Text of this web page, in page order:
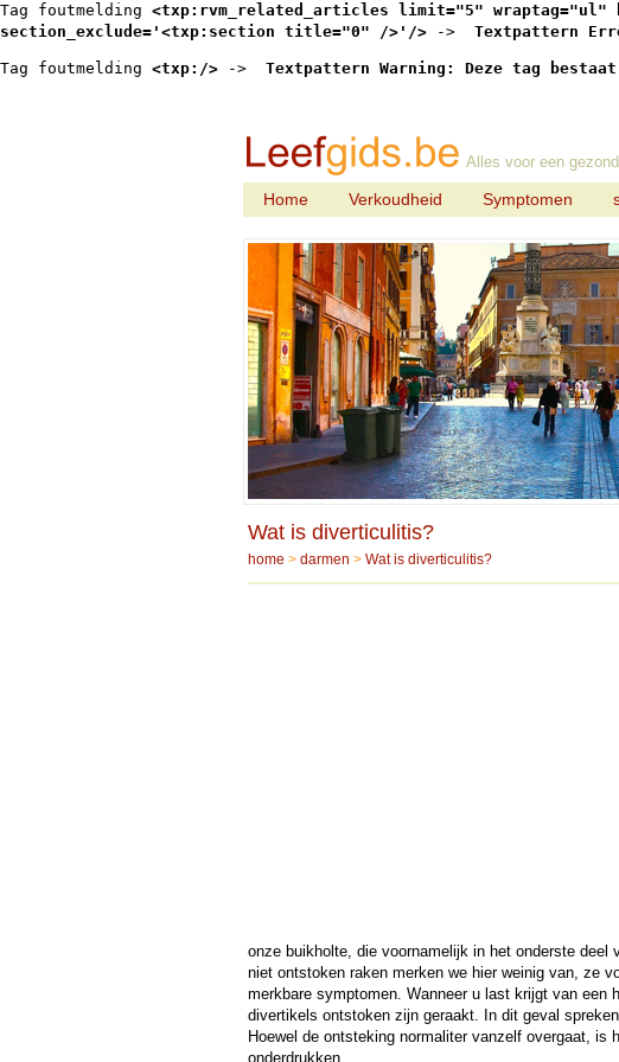
Tag foutmelding <txp:rvm_related_articles limit="5"
section_exclude='<txp:section title="0" />'/> -> Textpattern
Tag foutmelding <txp:/> -> Textpattern Warning: Deze tag
Alles voor een
Home Verkoudheid Symptomen
Wat is diverticulitis?
home > darmen > Wat is diverticulitis?
onze buikholte, die voornamelijk in het onderste
niet ontstoken raken merken we hier weinig van, ze
merkbare symptomen. Wanneer u last krijgt van
divertikels ontstoken zijn geraakt. In dit geval
Hoewel de ontsteking normaliter vanzelf overgaat,
onderdrukken.